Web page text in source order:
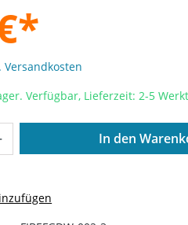
Versandkosten
Verfügbar, Lieferzeit: 2-5
Gib denIn den